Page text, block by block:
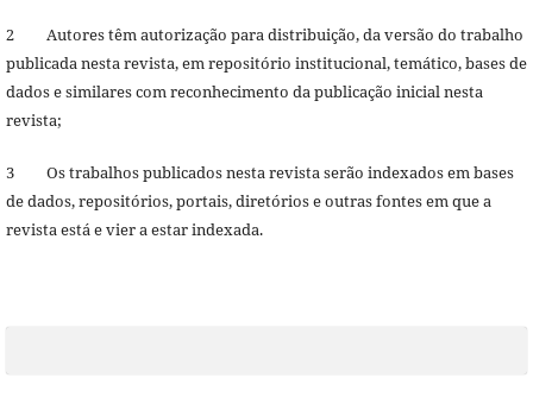
2 Autores têm autorização para distribuição, da versão do trabalho
publicada nesta revista, em repositório institucional, temático, bases de
dados e similares com reconhecimento da publicação inicial nesta
revista;
3 Os trabalhos publicados nesta revista serão indexados em bases
de dados, repositórios, portais, diretórios e outras fontes em que a
revista está e vier a estar indexada.